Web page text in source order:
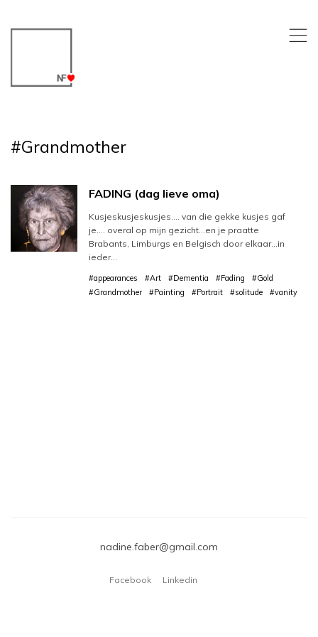
,
#Grandmother
FADING (dag lieve oma)
Kusjeskusjeskusjes…. van die gekke kusjes gaf
je…. overal op mijn gezicht…en je praatte
Brabants, Limburgs en Belgisch door elkaar…in
ieder…
#appearances #Art #Dementia #Fading
#Gold
#Grandmother
#Painting #Portrait #solitude #vanity
nadine.faber@gmail.com
Facebook Linkedin